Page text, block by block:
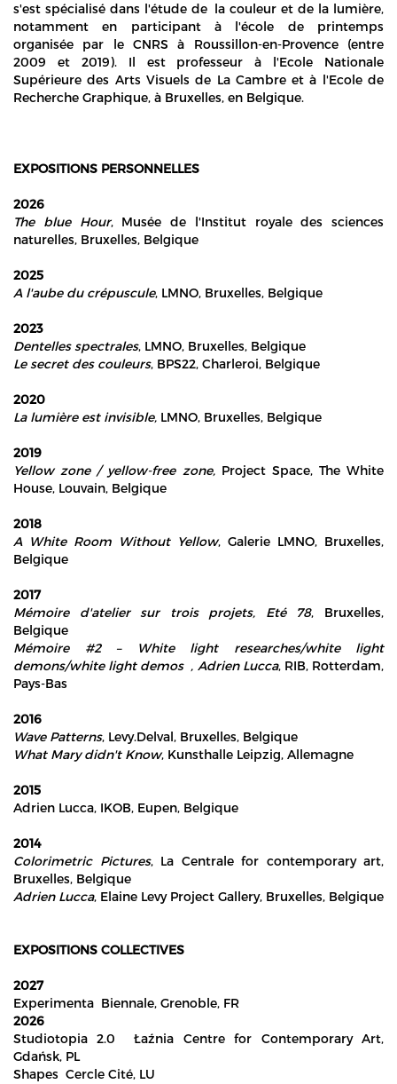
s'est spécialisé dans l'étude de la couleur et de la lumière,
notamment en participant à l'école de printemps
organisée par le CNRS à Roussillon-en-Provence (entre
2009 et 2019). Il est professeur à l'Ecole Nationale
Supérieure des Arts Visuels de La Cambre et à l'Ecole de
Recherche Graphique, à Bruxelles, en Belgique.
EXPOSITIONS PERSONNELLES
2026
The blue Hour, Musée de l'Institut royale des sciences
naturelles, Bruxelles, Belgique
2025
A l'aube du crépuscule, LMNO, Bruxelles, Belgique
2023
Dentelles spectrales, LMNO, Bruxelles, Belgique
Le secret des couleurs, BPS22, Charleroi, Belgique
2020
La lumière est invisible, LMNO, Bruxelles, Belgique
2019
Yellow zone / yellow-free zone, Project Space, The White
House, Louvain, Belgique
2018
A White Room Without Yellow, Galerie LMNO, Bruxelles,
Belgique
2017
Mémoire d'atelier sur trois projets, Eté 78, Bruxelles,
Belgique
Mémoire #2 – White light researches/white light
demons/white light demos , Adrien Lucca, RIB, Rotterdam,
Pays-Bas
2016
Wave Patterns, Levy.Delval, Bruxelles, Belgique
What Mary didn't Know, Kunsthalle Leipzig, Allemagne
2015
Adrien Lucca, IKOB, Eupen, Belgique
2014
Colorimetric Pictures, La Centrale for contemporary art,
Bruxelles, Belgique
Adrien Lucca, Elaine Levy Project Gallery, Bruxelles, Belgique
EXPOSITIONS COLLECTIVES
2027
Experimenta Biennale, Grenoble, FR
2026
Studiotopia 2.0 Łaźnia Centre for Contemporary Art,
Gdańsk, PL
Shapes Cercle Cité, LU